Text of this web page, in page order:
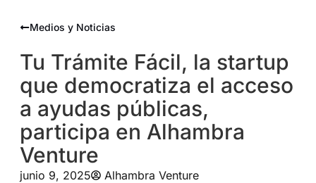
Medios y Noticias
Tu Trámite Fácil, la startup
que democratiza el acceso
a ayudas públicas,
participa en Alhambra
Venture
junio 9, 2025 Alhambra Venture